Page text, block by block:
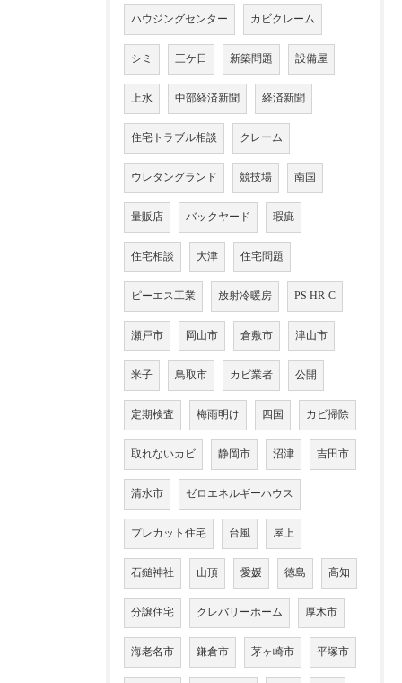
ハウジングセンター カビクレーム
シミ 三ケ日 新築問題 設備屋
上水 中部経済新聞 経済新聞
住宅トラブル相談 クレーム
ウレタングランド 競技場 南国
量販店 バックヤード 瑕疵
住宅相談 大津 住宅問題
ピーエス工業 放射冷暖房 PS HR-C
瀬戸市 岡山市 倉敷市 津山市
米子 鳥取市 カビ業者 公開
定期検査 梅雨明け 四国 カビ掃除
取れないカビ 静岡市 沼津 吉田市
清水市 ゼロエネルギーハウス
プレカット住宅 台風 屋上
石鎚神社 山頂 愛媛 徳島 高知
分譲住宅 クレバリーホーム 厚木市
海老名市 鎌倉市 茅ヶ崎市 平塚市